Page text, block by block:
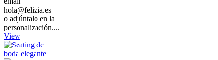
hola@felizia.es
o adjúntalo en la
personalización....
View